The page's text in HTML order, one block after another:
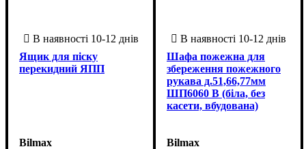
Ящик для піску
перекидний ЯПП
Bilmax
Шафа пожежна для
збереження пожежного
рукава д.51,66,77мм
ШП6060 В (біла, без
касети, вбудована)
Bilmax